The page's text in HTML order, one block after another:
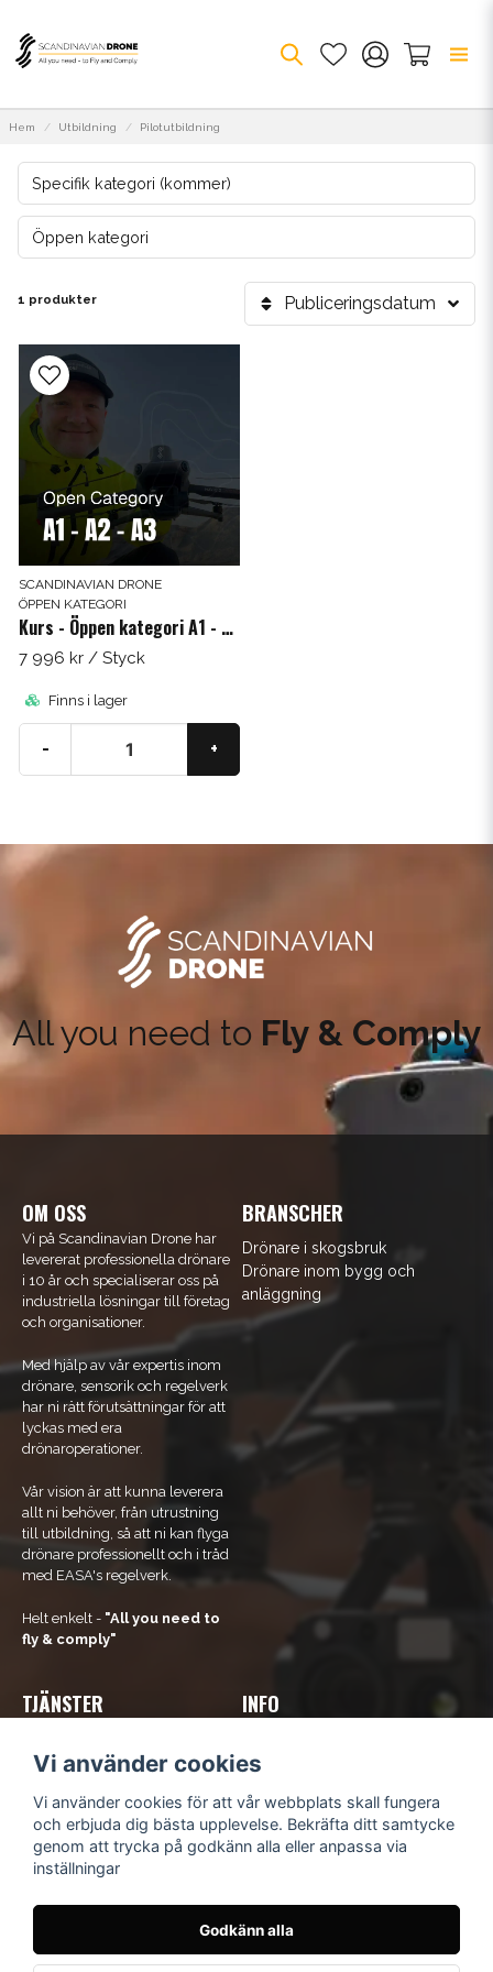
Hem Utbildning Pilotutbildning
Specifik kategori (kommer)
Öppen kategori
1 produkter Publiceringsdatum
SCANDINAVIAN DRONE
ÖPPEN KATEGORI
Kurs - Öppen kategori A1 - A2 - A3
7 996 kr / Styck
Finns i lager
- +
Få 5% rabatt
Prenumerera på vårt nyhetsbrev med kunskap och
nyheter. Ange din e-postadress nedan för att få en
rabattkod på ditt nästa köp.
All you need to Fly & Comply
OM OSS
Vi på Scandinavian Drone har
levererat professionella drönare
i 10 år och specialiserar oss på
industriella lösningar till företag
och organisationer.
Med hjälp av vår expertis inom
drönare, sensorik och regelverk
har ni rätt förutsättningar för att
lyckas med era
drönaroperationer.
Vår vision är att kunna leverera
allt ni behöver, från utrustning
till utbildning, så att ni kan flyga
drönare professionellt och i tråd
med EASA's regelverk.
Helt enkelt - "All you need to
fly & comply"
BRANSCHER
Drönare i skogsbruk
Drönare inom bygg och
anläggning
TJÄNSTER
Bli ramavtals-kund
Hyr drönare
INFO
Kontakta oss
Köpvillkor
Integritetspolicy
Blogg
© Scandinavian Drone- Idévägen 9, 312 62 Mellbystrand,
Vi använder cookies
Vi använder cookies för att vår webbplats skall fungera
och erbjuda dig bästa upplevelse. Bekräfta ditt samtycke
genom att trycka på godkänn alla eller anpassa via
inställningar
Godkänn alla